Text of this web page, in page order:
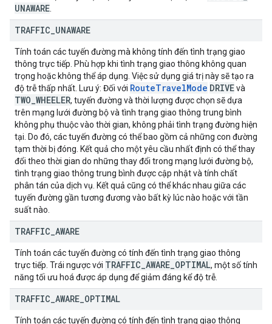
UNAWARE
TRAFFIC UNAWARE
Tính toán các tuyến đường mà không tính đến tình trạng giao
thông trực tiếp. Phù hợp khi tình trạng giao thông không quan
trọng hoặc không thể áp dụng. Việc sử dụng giá trị này sẽ tạo ra
độ trễ thấp nhất. Lưu ý: Đối với RouteTravelMode DRIVEvà
TWO WHEELER, tuyến đường và thời lượng được chọn sẽ dựa
trên mạng lưới đường bộ và tình trạng giao thông trung bình
không phụ thuộc vào thời gian, không phải tình trạng đường hiện
tại. Do đó, các tuyến đường có thể bao gồm cả những con đường
tạm thời bị đóng. Kết quả cho một yêu cầu nhất định có thể thay
đổi theo thời gian do những thay đổi trong mạng lưới đường bộ,
tình trạng giao thông trung bình được cập nhật và tính chất
phân tán của dịch vụ. Kết quả cũng có thể khác nhau giữa các
tuyến đường gần tương đương vào bất kỳ lúc nào hoặc với tần
suất nào.
TRAFFIC AWARE
Tính toán các tuyến đường có tính đến tình trạng giao thông
trực tiếp. Trái ngược với TRAFFIC AWARE OPTIMAL, một số tính
năng tối ưu hoá được áp dụng để giảm đáng kể độ trễ.
TRAFFIC AWARE OPTIMAL
Tính toán các tuyến đường có tính đến tình trạng giao thông